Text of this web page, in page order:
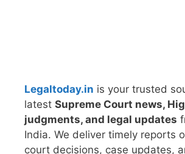
Legaltoday.in is your trusted
latest Supreme Court news,
judgments, and legal updates
India. We deliver timely reports
court decisions, case updates,